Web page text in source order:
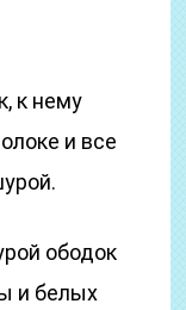
к нему
и все
ободок
и белых